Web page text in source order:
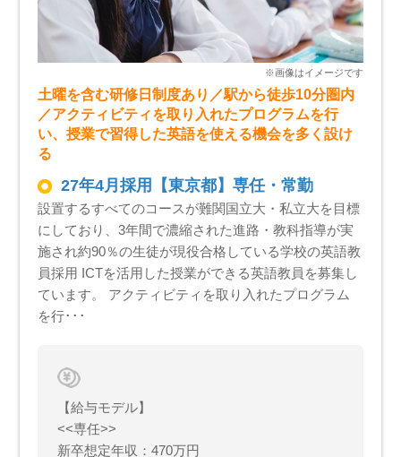
土曜を含む研修日制度あり／駅から徒歩10分圏内
／アクティビティを取り入れたプログラムを行
い、授業で習得した英語を使える機会を多く設け
る
27年4月採用【東京都】専任・常勤
設置するすべてのコースが難関国立大・私立大を目標
にしており、3年間で濃縮された進路・教科指導が実
施され約90％の生徒が現役合格している学校の英語教
員採用 ICTを活用した授業ができる英語教員を募集し
ています。 アクティビティを取り入れたプログラム
を行･･･
【給与モデル】
<<専任>>
新卒想定年収：470万円